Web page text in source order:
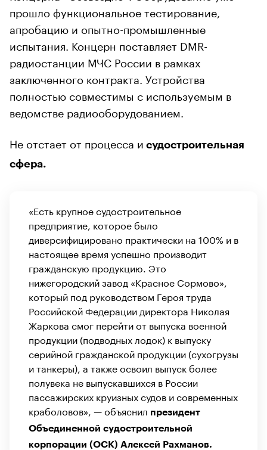
прошло функциональное тестирование,
апробацию и опытно-промышленные
испытания. Концерн поставляет DMR-
радиостанции МЧС России в рамках
заключенного контракта. Устройства
полностью совместимы с используемым в
ведомстве радиооборудованием.
Не отстает от процесса и судостроительная
сфера.
«Есть крупное судостроительное
предприятие, которое было
диверсифицировано практически на 100% и в
настоящее время успешно производит
гражданскую продукцию. Это
нижегородский завод «Красное Сормово»,
который под руководством Героя труда
Российской Федерации директора Николая
Жаркова смог перейти от выпуска военной
продукции (подводных лодок) к выпуску
серийной гражданской продукции (сухогрузы
и танкеры), а также освоил выпуск более
полувека не выпускавшихся в России
пассажирских круизных судов и современных
краболовов», — объяснил президент
Объединенной судостроительной
корпорации (ОСК) Алексей Рахманов.